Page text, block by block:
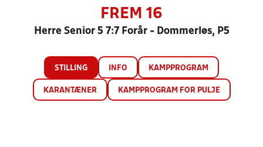
FREM 16
Herre Senior 5 7:7 Forår - Dommerløs, P5
STILLING INFO KAMPPROGRAM
KARANTÆNER KAMPPROGRAM FOR PULJE